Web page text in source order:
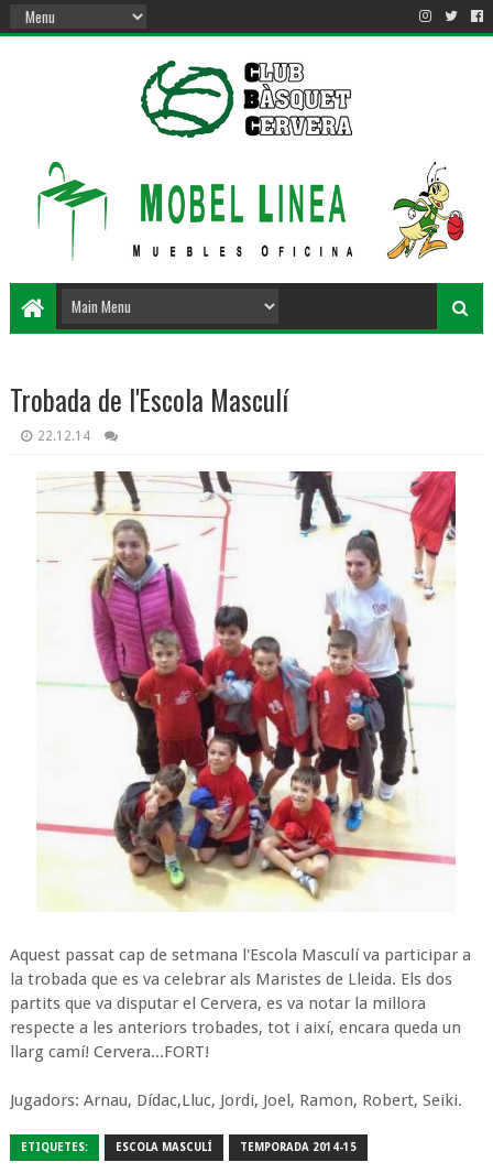
Trobada de l'Escola Masculí
22.12.14
Aquest passat cap de setmana l'Escola Masculí va participar a
la trobada que es va celebrar als Maristes de Lleida. Els dos
partits que va disputar el Cervera, es va notar la millora
respecte a les anteriors trobades, tot i així, encara queda un
llarg camí! Cervera...FORT!
Jugadors: Arnau, Dídac,Lluc, Jordi, Joel, Ramon, Robert, Seiki.
ETIQUETES: ESCOLA MASCULÍ TEMPORADA 2014-15